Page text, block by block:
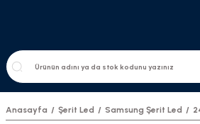
Anasayfa Şerit Led Samsung Şerit Led